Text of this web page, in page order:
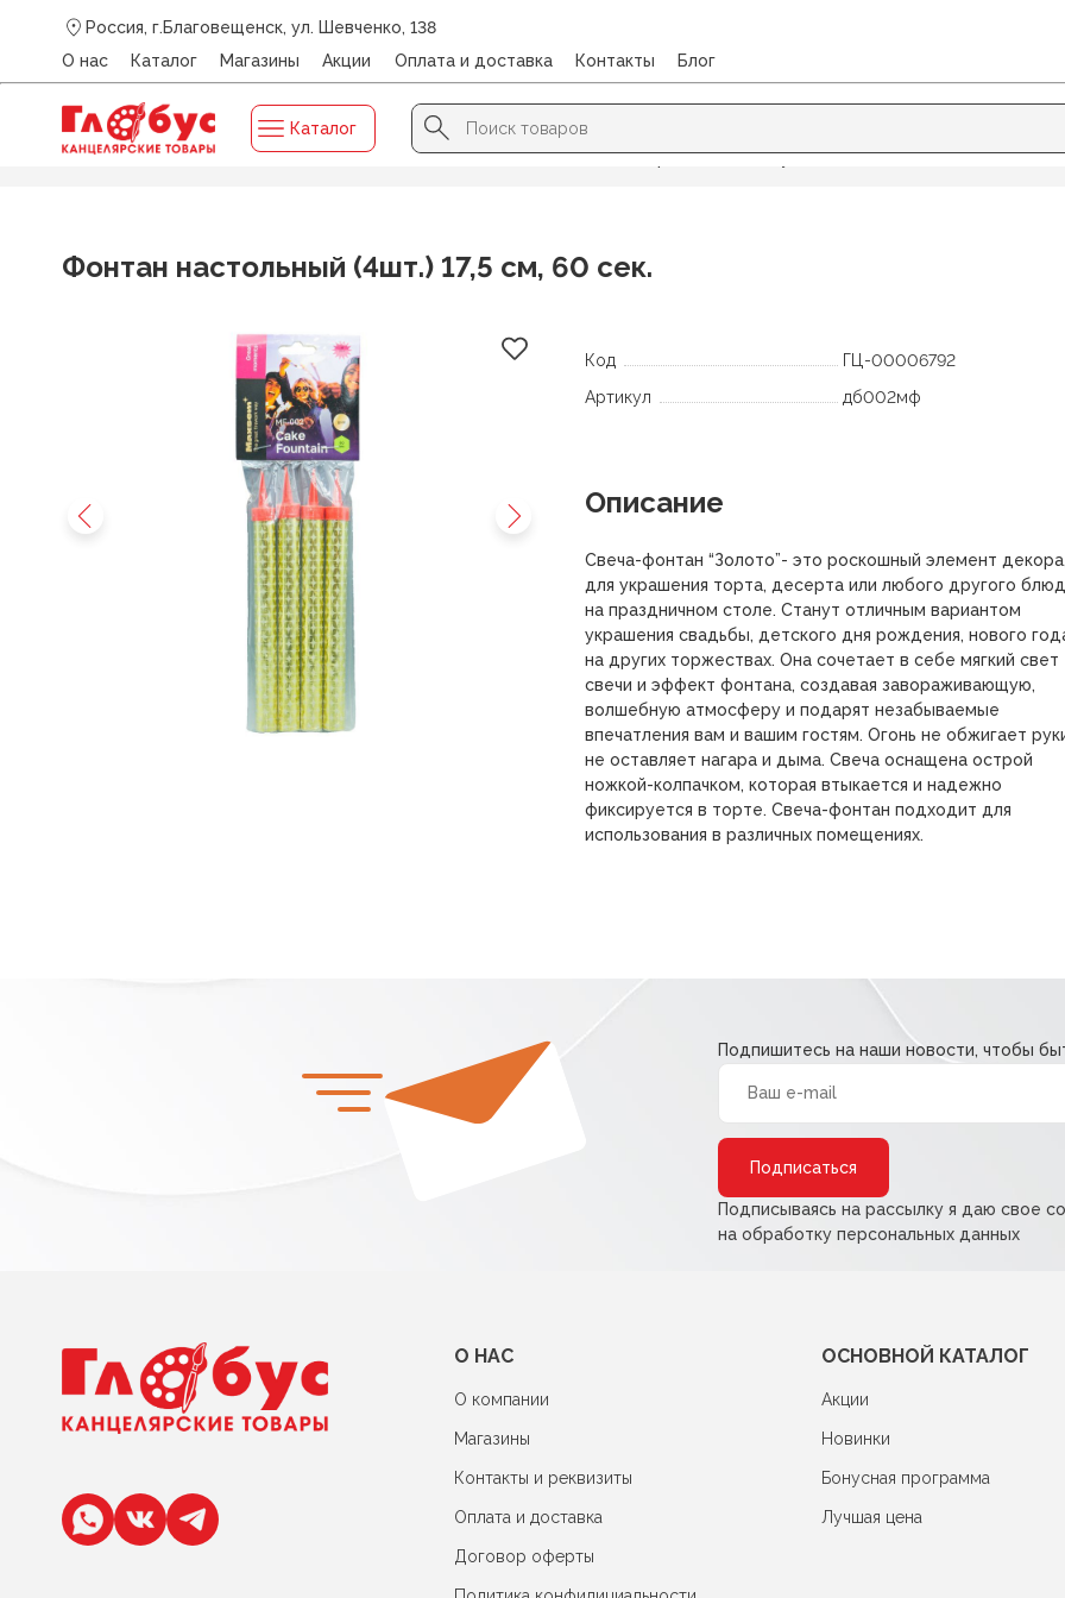
Россия, г.Благовещенск, ул. Шевченко, 138
О нас
Каталог Магазины Акции Оплата и доставка Контакты Блог
Каталог
Search
for:
Search Button
Главная /Каталог/ ДЛЯ ПРАЗДНИКА И ПОЗДРАВЛЕНИЙ/Свечи для торта, колпаки, дудки/Фонтан настольный (4шт.)
Фонтан настольный (4шт.) 17,5 см, 60 сек.
Код
ГЦ-00006792
Артикул
дб002мф
Описание
Свеча-фонтан “Золото”- это роскошный элемент декора,
для украшения торта, десерта или любого другого
на праздничном столе. Станут отличным вариантом
украшения свадьбы, детского дня рождения, нового
на других торжествах. Она сочетает в себе мягкий свет
свечи и эффект фонтана, создавая завораживающую,
волшебную атмосферу и подарят незабываемые
впечатления вам и вашим гостям. Огонь не обжигает
не оставляет нагара и дыма. Свеча оснащена острой
ножкой-колпачком, которая втыкается и надежно
фиксируется в торте. Свеча-фонтан подходит для
использования в различных помещениях.
Подпишитесь на наши новости, чтобы
Подписываясь на рассылку я даю свое
на обработку персональных данных
О НАС
О компании
Магазины
Контакты и реквизиты
Оплата и доставка
Договор оферты
ОСНОВНОЙ КАТАЛОГ
Акции
Новинки
Бонусная программа
Лучшая цена